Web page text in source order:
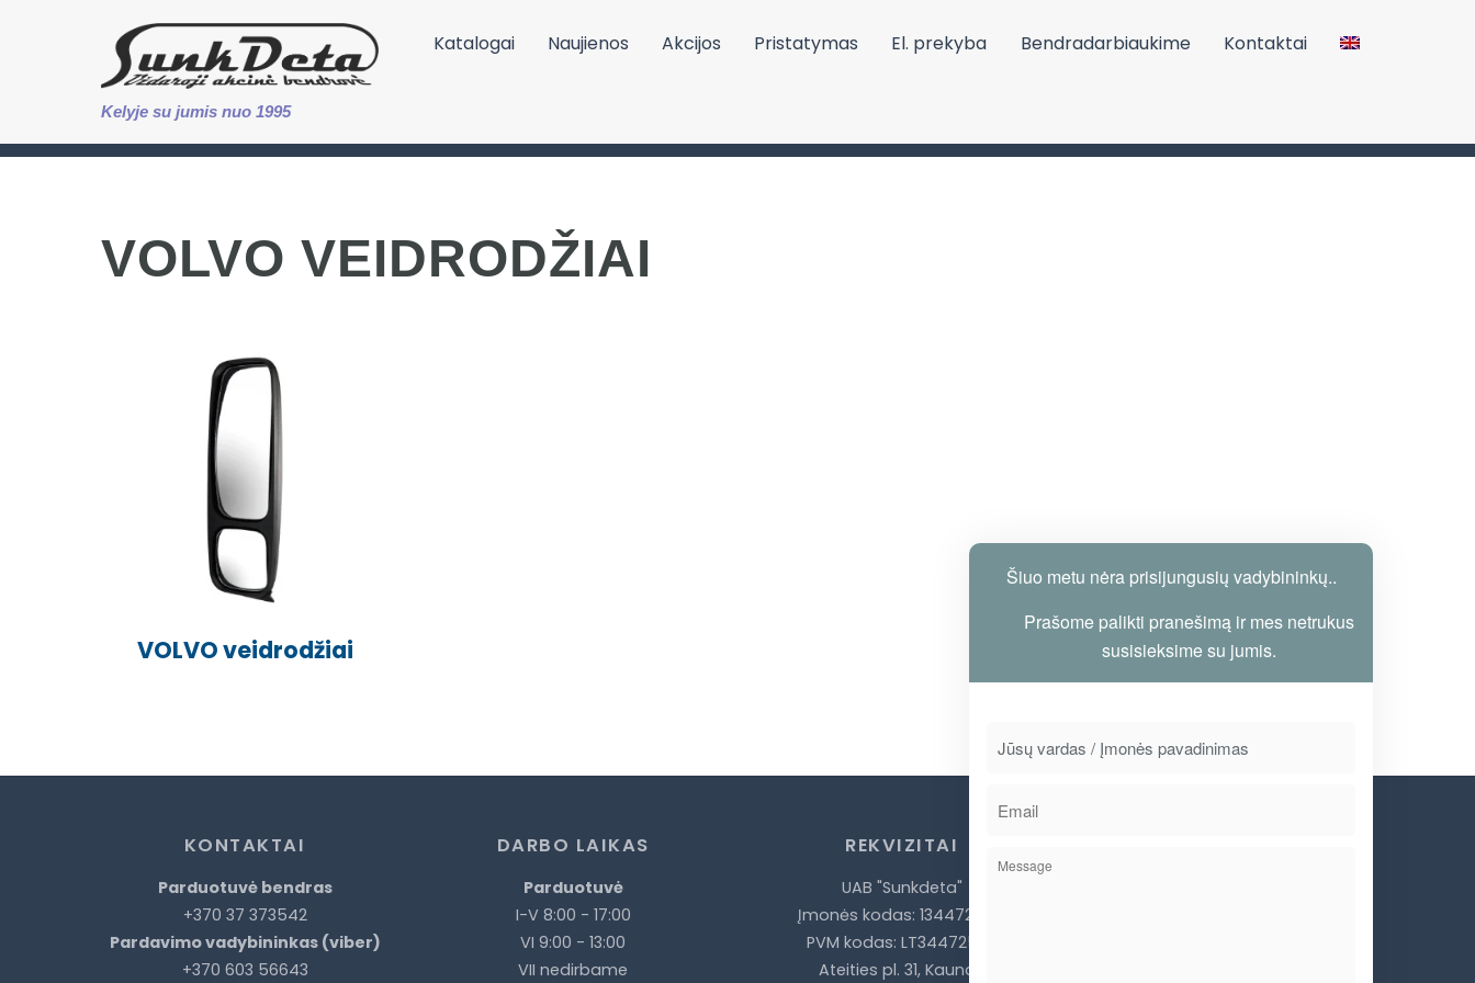
Kelyje su jumis nuo 1995
Katalogai Naujienos Akcijos Pristatymas El. prekyba Bendradarbiaukime Kontaktai
VOLVO VEIDRODŽIAI
VOLVO veidrodžiai
KONTAKTAI
Parduotuvė bendras
+370 37 373542
Pardavimo vadybininkas (viber)
+370 603 56643
DARBO LAIKAS
Parduotuvė
I-V 8:00 - 17:00
VI 9:00 - 13:00
VII nedirbame
REKVIZITAI
UAB "Sunkdeta"
Įmonės kodas: 134472585
PVM kodas: LT344725811
Ateities pl. 31, Kaunas
Šiuo metu nėra prisijungusių vadybininkų..
Prašome palikti pranešimą ir mes netrukus
susisieksime su jumis.